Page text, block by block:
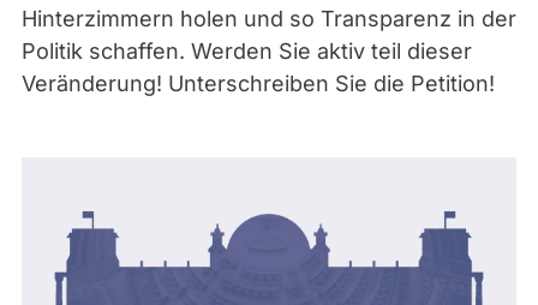
Hinterzimmern holen und so Transparenz in der
Politik schaffen. Werden Sie aktiv teil dieser
Veränderung! Unterschreiben Sie die Petition!